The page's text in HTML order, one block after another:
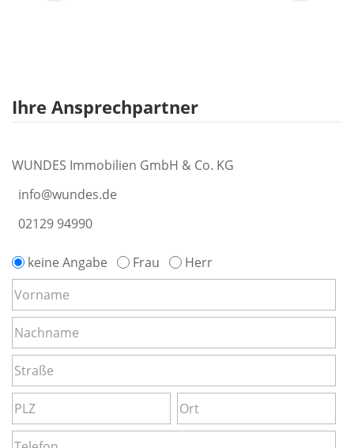
Ihre Ansprechpartner
WUNDES Immobilien GmbH & Co. KG
info@wundes.de
02129 94990
keine Angabe Frau Herr